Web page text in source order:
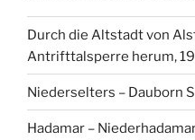
Durch die Altstadt von
Antrifttalsperre herum,
Niederselters – Dauborn
Hadamar –